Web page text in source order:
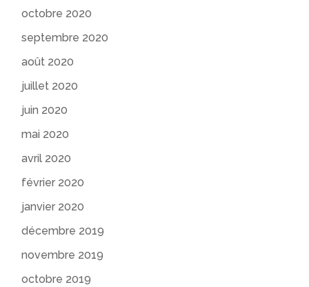
octobre 2020
septembre 2020
août 2020
juillet 2020
juin 2020
mai 2020
avril 2020
février 2020
janvier 2020
décembre 2019
novembre 2019
octobre 2019